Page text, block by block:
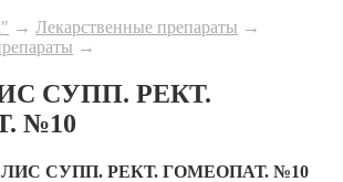
→ Лекарственные препараты →
→
СУПП. РЕКТ.
№10
СУПП. РЕКТ. ГОМЕОПАТ. №10